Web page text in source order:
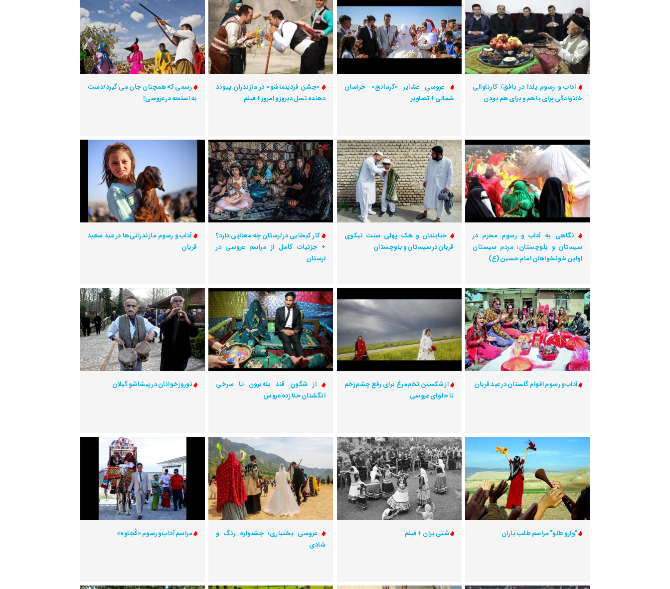
آداب و رسوم یلدا در بافق/ کارناوالی
خانوادگی برای با هم و برای هم بودن
عروسی عشایر «کرمانج» خراسان
شمالی + تصاویر
«جشن فردینماشو» در مازندران پیوند
دهنده نسل دیروز و امروز +فیلم
رسمی که همچنان جان می گیرد/دست
به اسلحه در عروسی!
نگاهی به آداب و رسوم محرم در
سیستان و بلوچستان؛ مردم سیستان
اولین خونخواهان امام حسین (ع)
حنابندان و هک پهلی سنت‌ نیکوی
قربان در سیستان و بلوچستان
کار کیخایی در لرستان چه معنایی دارد؟
+ جزئیات کامل از مراسم عروسی در
لرستان
آداب و رسوم مازندرانی‌ها در عید سعید
قربان
آداب و رسوم اقوام گلستان در عید قربان
از شکستن تخم‌مرغ برای رفع چشم‌زخم
تا حلوای عروسی
از شگونِ قند بله‌برون تا سرخیِ
انگشتان حنا زده عروس
نوروزخوانان در پیشاشو گیلان
"وارو طلو" مراسم طلب باران شتی بران + فیلم
عروسی بختیاری؛ جشنواره رنگ و
شادی
مراسم آداب و رسوم «کُجاوه»